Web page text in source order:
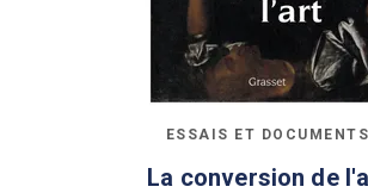
ESSAIS ET DOCUMENTS
La conversion de